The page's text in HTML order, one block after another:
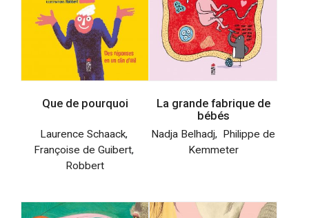
Que de pourquoi
Laurence Schaack,
Françoise de Guibert,
Robbert
La grande fabrique de
bébés
Nadja Belhadj, Philippe de
Kemmeter